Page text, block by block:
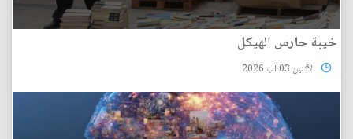
خيبة حارس الهيكل
الأثنين 03 آب 2026